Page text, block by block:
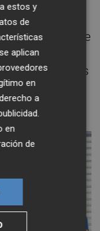
liderando este
para
a las
en marcha
estos y
de
aplican
en
a
en
de